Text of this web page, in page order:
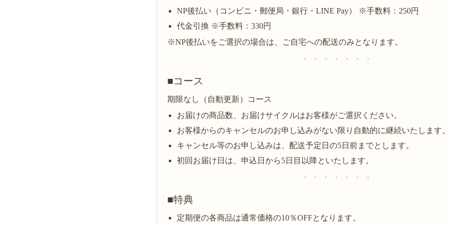
NP後払い（コンビニ・郵便局・銀行・LINE Pay） ※手数料：250円
代金引換 ※手数料：330円
※NP後払いをご選択の場合は、ご自宅への配送のみとなります。
＊ ＊ ＊ ＊ ＊ ＊ ＊
■コース
期限なし（自動更新）コース
お届けの商品数、お届けサイクルはお客様がご選択ください。
お客様からのキャンセルのお申し込みがない限り自動的に継続いたします。
キャンセル等のお申し込みは、配送予定日の5日前までとします。
初回お届け日は、申込日から5日目以降といたします。
＊ ＊ ＊ ＊ ＊ ＊ ＊
■特典
定期便の各商品は通常価格の10％OFFとなります。